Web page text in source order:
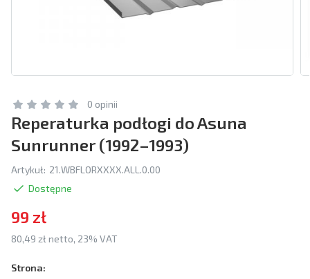
0 opinii
Reperaturka podłogi do Asuna
Sunrunner (1992–1993)
Artykuł: 21.WBFLORXXXX.ALL.0.00
Dostępne
99 zł
80,49 zł netto, 23% VAT
Strona: